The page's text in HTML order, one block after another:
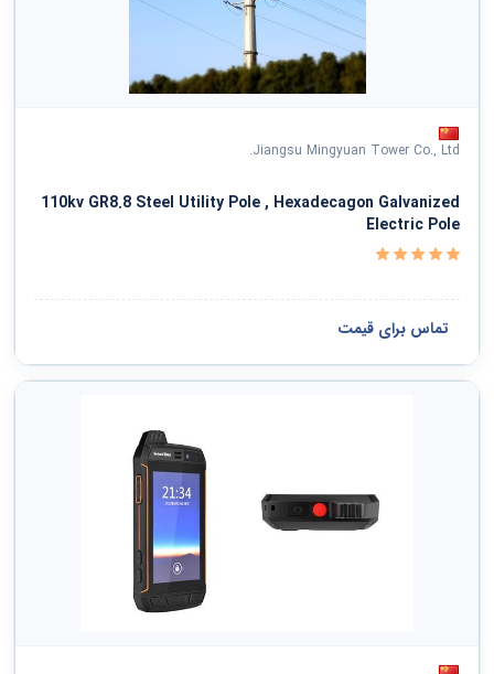
Jiangsu Mingyuan Tower Co., Ltd.
110kv GR8.8 Steel Utility Pole , Hexadecagon Galvanized
Electric Pole
تماس برای قیمت